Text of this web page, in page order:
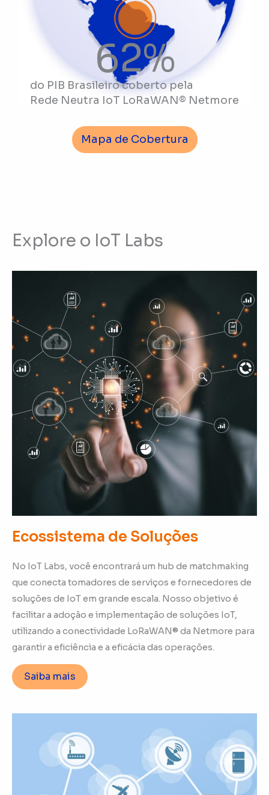
do PIB Brasileiro coberto pela
Rede Neutra IoT LoRaWAN® Netmore
62%
Mapa de Cobertura
Explore o IoT Labs
Ecossistema de Soluções
No IoT Labs, você encontrará um hub de matchmaking
que conecta tomadores de serviços e fornecedores de
soluções de IoT em grande escala. Nosso objetivo é
facilitar a adoção e implementação de soluções IoT,
utilizando a conectividade LoRaWAN® da Netmore para
garantir a eficiência e a eficácia das operações.
Saiba mais